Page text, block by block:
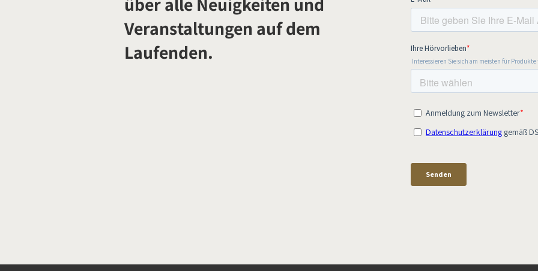
Veranstaltungen auf dem
Laufenden.